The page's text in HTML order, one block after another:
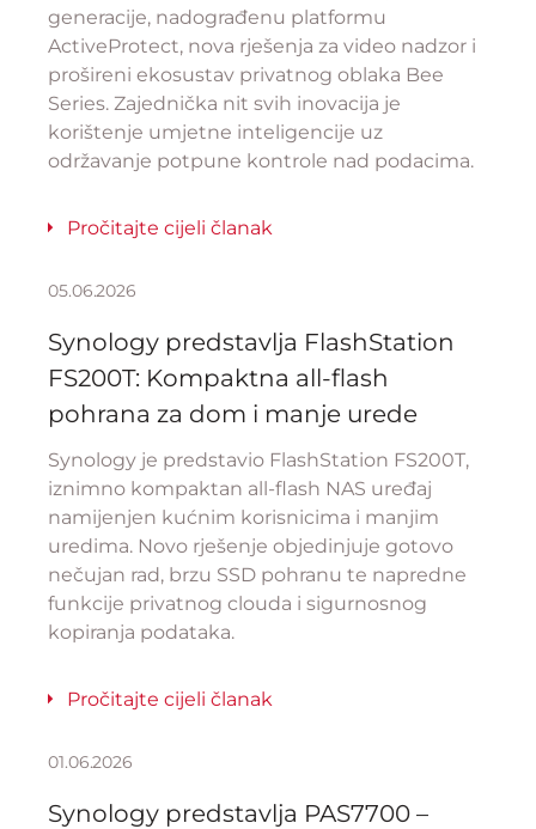
generacije, nadograđenu platformu
ActiveProtect, nova rješenja za video nadzor i
prošireni ekosustav privatnog oblaka Bee
Series. Zajednička nit svih inovacija je
korištenje umjetne inteligencije uz
održavanje potpune kontrole nad podacima.
Pročitajte cijeli članak
05.06.2026
Synology predstavlja FlashStation
FS200T: Kompaktna all-flash
pohrana za dom i manje urede
Synology je predstavio FlashStation FS200T,
iznimno kompaktan all-flash NAS uređaj
namijenjen kućnim korisnicima i manjim
uredima. Novo rješenje objedinjuje gotovo
nečujan rad, brzu SSD pohranu te napredne
funkcije privatnog clouda i sigurnosnog
kopiranja podataka.
Pročitajte cijeli članak
01.06.2026
Synology predstavlja PAS7700 –